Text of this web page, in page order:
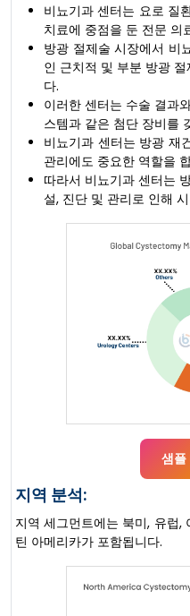
비뇨기과 센터는 요로 질
치료에 중점을 둔 전문 의
방광 절제술 시장에서 비
인 근치적 및 부분 방광
다.
이러한 센터는 수술 결과
스템과 같은 첨단 장비를
비뇨기과 센터는 방광 재
관리에도 중요한 역할을
따라서 비뇨기과 센터는
설, 진단 및 관리로 인해
샘플
지역 분석:
지역 세그먼트에는 북미, 유럽,
틴 아메리카가 포함됩니다.